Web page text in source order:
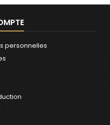
personnelles